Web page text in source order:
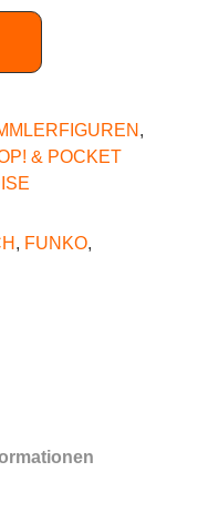
,
& POCKET
, FUNKO,